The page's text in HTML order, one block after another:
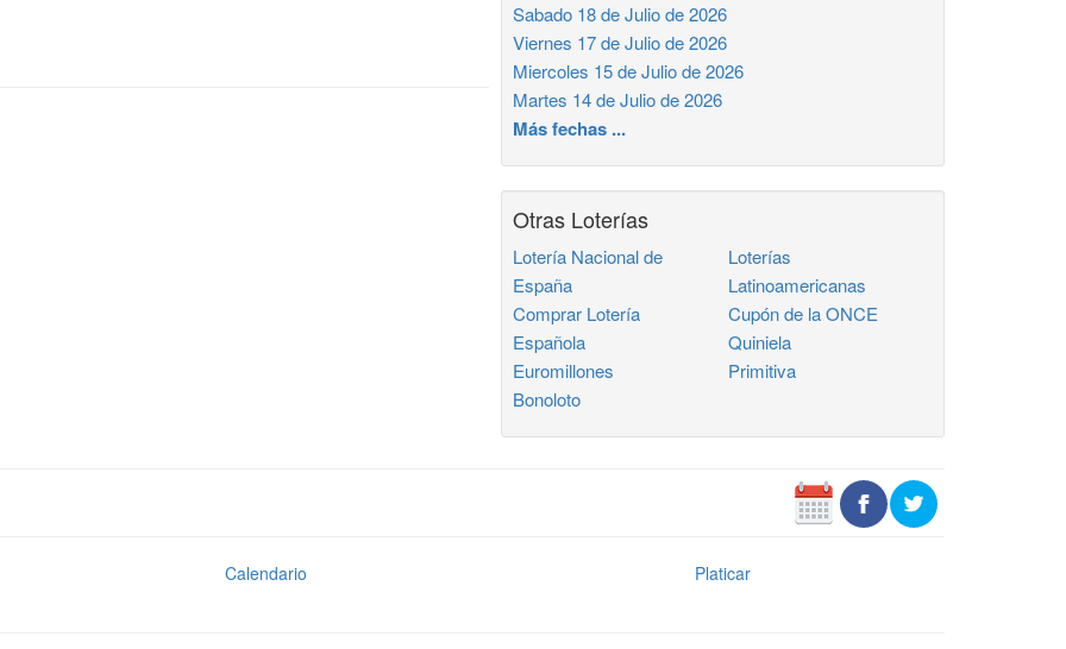
Sabado 18 de Julio de 2026
Viernes 17 de Julio de 2026
Miercoles 15 de Julio de 2026
Martes 14 de Julio de 2026
Más fechas ...
Otras Loterías
Lotería Nacional de
España
Comprar Lotería
Española
Euromillones
Bonoloto
Loterías
Latinoamericanas
Cupón de la ONCE
Quiniela
Primitiva
Calendario
Platicar